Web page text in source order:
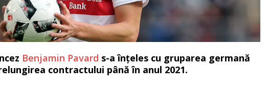
Benjamin Pavard s-a înțeles cu gruparea germană
contractului până în anul 2021.